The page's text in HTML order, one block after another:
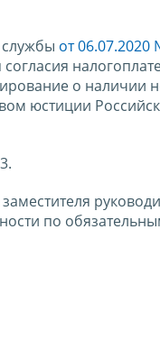
от 06.07.2020
о наличии
юстиции
по